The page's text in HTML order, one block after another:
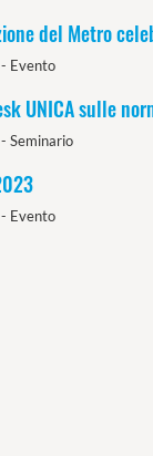
del Metro
- Evento
UNICA sulle
-Seminario
- Evento